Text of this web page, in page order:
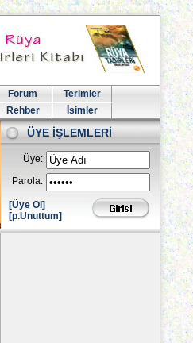
Forum
Terimler
Rehber İsimler
ÜYE İŞLEMLERİ
Üye:
Parola:
[Üye Ol]
[p.Unuttum]